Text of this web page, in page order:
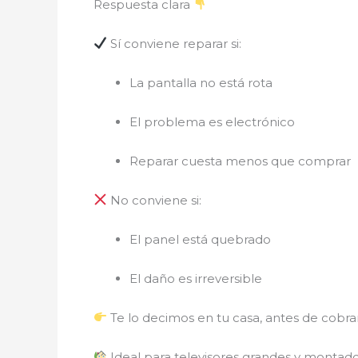
Respuesta clara
Sí conviene reparar si:
La pantalla no está rota
El problema es electrónico
Reparar cuesta menos que comprar
No conviene si:
El panel está quebrado
El daño es irreversible
Te lo decimos en tu casa, antes de